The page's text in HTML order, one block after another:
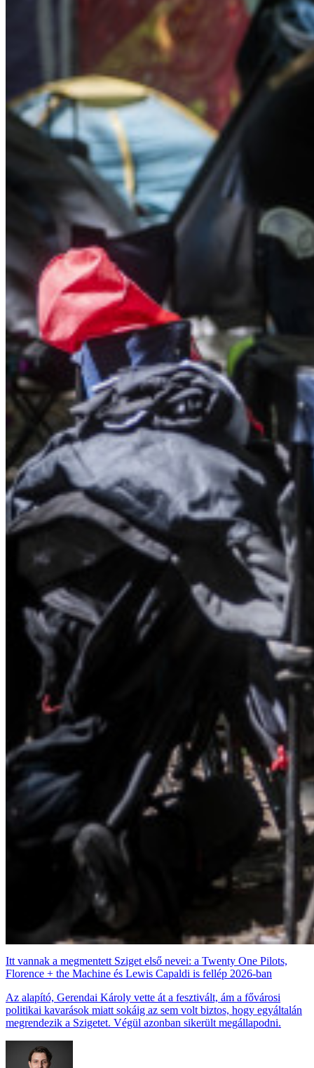
Itt vannak a megmentett Sziget első nevei: a Twenty One Pilots,
Florence + the Machine és Lewis Capaldi is fellép 2026-ban
Az alapító, Gerendai Károly vette át a fesztivált, ám a fővárosi
politikai kavarások miatt sokáig az sem volt biztos, hogy egyáltalán
megrendezik a Szigetet. Végül azonban sikerült megállapodni.